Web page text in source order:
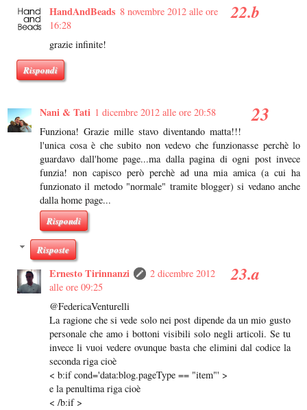
HandAndBeads 8 novembre 2012 alle ore
16:28
grazie infinite!
Rispondi
Nani & Tati 1 dicembre 2012 alle ore 20:58
Funziona! Grazie mille stavo diventando matta!!!
l'unica cosa è che subito non vedevo che funzionasse perchè lo
guardavo dall'home page...ma dalla pagina di ogni post invece
funzia! non capisco però perchè ad una mia amica (a cui ha
funzionato il metodo "normale" tramite blogger) si vedano anche
dalla home page...
Rispondi
Risposte
Ernesto Tirinnanzi
2 dicembre 2012
alle ore 09:25
@FedericaVenturelli
La ragione che si vede solo nei post dipende da un mio gusto
personale che amo i bottoni visibili solo negli articoli. Se tu
invece li vuoi vedere ovunque basta che elimini dal codice la
seconda riga cioè
< b:if cond='data:blog.pageType == "item"' >
e la penultima riga cioè
< /b:if >